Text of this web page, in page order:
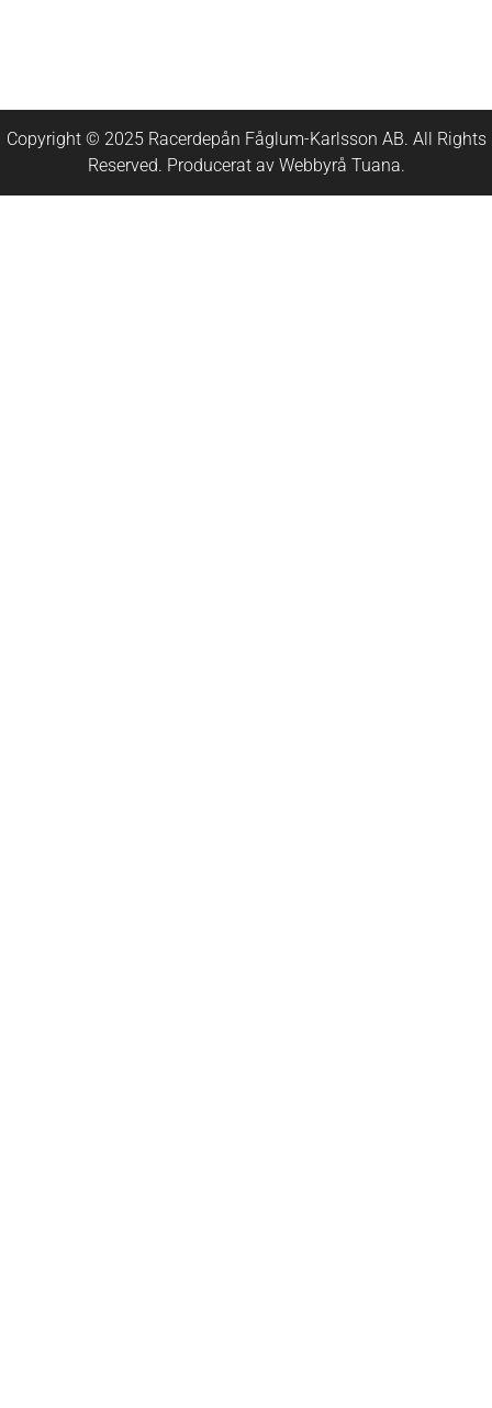
Copyright © 2025 Racerdepån Fåglum-Karlsson AB. All Rights
Reserved. Producerat av Webbyrå Tuana.​